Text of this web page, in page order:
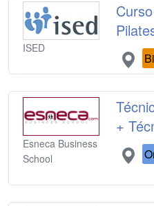
ISED
Esneca Business
School
+